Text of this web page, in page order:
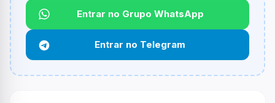
Funciona em qualquer produto?
Não necessariamente. Depende de itens participantes
e alguns vendedores ou produtos especificos podem
não aceitar cupons.
Entrar no Grupo WhatsApp
Entrar no Telegram